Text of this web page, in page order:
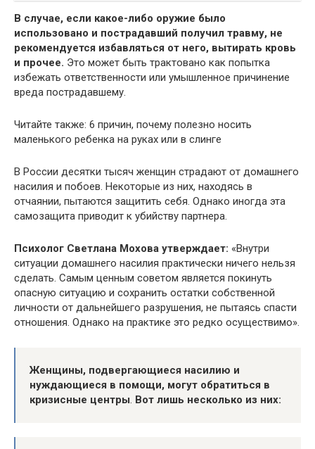
В случае, если какое-либо оружие было
использовано и пострадавший получил травму, не
рекомендуется избавляться от него, вытирать кровь
и прочее. Это может быть трактовано как попытка
избежать ответственности или умышленное причинение
вреда пострадавшему.
Читайте также: 6 причин, почему полезно носить
маленького ребенка на руках или в слинге
В России десятки тысяч женщин страдают от домашнего
насилия и побоев. Некоторые из них, находясь в
отчаянии, пытаются защитить себя. Однако иногда эта
самозащита приводит к убийству партнера.
Психолог Светлана Мохова утверждает: «Внутри
ситуации домашнего насилия практически ничего нельзя
сделать. Самым ценным советом является покинуть
опасную ситуацию и сохранить остатки собственной
личности от дальнейшего разрушения, не пытаясь спасти
отношения. Однако на практике это редко осуществимо».
Женщины, подвергающиеся насилию и
нуждающиеся в помощи, могут обратиться в
кризисные центры Вот лишь несколько из них: